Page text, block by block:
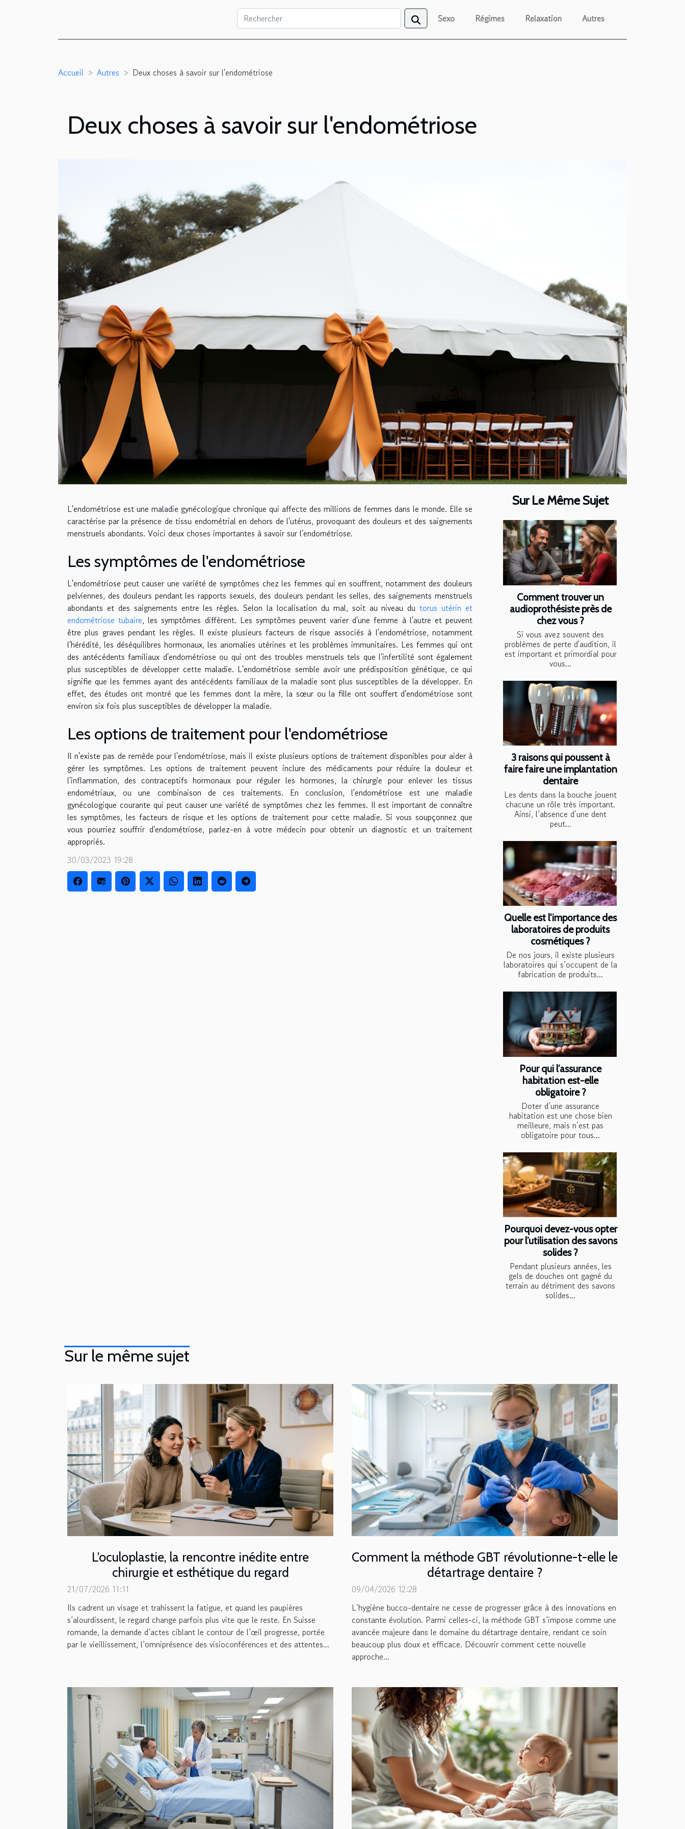
Sexo Régimes Relaxation Autres
Accueil Autres Deux choses à savoir sur l'endométriose
Deux choses à savoir sur l'endométriose
L'endométriose est une maladie gynécologique chronique qui affecte des millions de femmes dans le monde. Elle se
caractérise par la présence de tissu endométrial en dehors de l'utérus, provoquant des douleurs et des saignements
menstruels abondants. Voici deux choses importantes à savoir sur l'endométriose.
Les symptômes de l'endométriose
L'endométriose peut causer une variété de symptômes chez les femmes qui en souffrent, notamment des douleurs
pelviennes, des douleurs pendant les rapports sexuels, des douleurs pendant les selles, des saignements menstruels
abondants et des saignements entre les règles. Selon la localisation du mal, soit au niveau dutorus utérin et
endométriose tubaire, les symptômes diffèrent. Les symptômes peuvent varier d'une femme à l'autre et peuvent
être plus graves pendant les règles. Il existe plusieurs facteurs de risque associés à l'endométriose, notamment
l'hérédité, les déséquilibres hormonaux, les anomalies utérines et les problèmes immunitaires. Les femmes qui ont
des antécédents familiaux d'endométriose ou qui ont des troubles menstruels tels que l'infertilité sont également
plus susceptibles de développer cette maladie. L'endométriose semble avoir une prédisposition génétique, ce qui
signifie que les femmes ayant des antécédents familiaux de la maladie sont plus susceptibles de la développer. En
effet, des études ont montré que les femmes dont la mère, la sœur ou la fille ont souffert d'endométriose sont
environ six fois plus susceptibles de développer la maladie.
Les options de traitement pour l'endométriose
Il n'existe pas de remède pour l'endométriose, mais il existe plusieurs options de traitement disponibles pour aider à
gérer les symptômes. Les options de traitement peuvent inclure des médicaments pour réduire la douleur et
l'inflammation, des contraceptifs hormonaux pour réguler les hormones, la chirurgie pour enlever les tissus
endométriaux, ou une combinaison de ces traitements. En conclusion, l'endométriose est une maladie
gynécologique courante qui peut causer une variété de symptômes chez les femmes. Il est important de connaître
les symptômes, les facteurs de risque et les options de traitement pour cette maladie. Si vous soupçonnez que
vous pourriez souffrir d'endométriose, parlez-en à votre médecin pour obtenir un diagnostic et un traitement
appropriés.
30/03/2023 19:28
Sur Le Même Sujet
Comment trouver un
audioprothésiste près de
chez vous ?
Si vous avez souvent des
problèmes de perte d'audition, il
est important et primordial pour
vous...
3 raisons qui poussent à
faire faire une implantation
dentaire
Les dents dans la bouche jouent
chacune un rôle très important.
Ainsi, l’absence d’une dent
peut...
Quelle est l'importance des
laboratoires de produits
cosmétiques ?
De nos jours, il existe plusieurs
laboratoires qui s’occupent de la
fabrication de produits...
Pour qui l’assurance
habitation est-elle
obligatoire ?
Doter d’une assurance
habitation est une chose bien
meilleure, mais n’est pas
obligatoire pour tous...
Pourquoi devez-vous opter
pour l’utilisation des savons
solides ?
Pendant plusieurs années, les
gels de douches ont gagné du
terrain au détriment des savons
solides...
Sur le même sujet
L’oculoplastie, la rencontre inédite entre
chirurgie et esthétique du regard
21/07/2026 11:11
Ils cadrent un visage et trahissent la fatigue, et quand les paupières
s’alourdissent, le regard change parfois plus vite que le reste. En Suisse
romande, la demande d’actes ciblant le contour de l’œil progresse, portée
par le vieillissement, l’omniprésence des visioconférences et des attentes...
Comment la méthode GBT révolutionne-t-elle le
détartrage dentaire ?
09/04/2026 12:28
L’hygiène bucco-dentaire ne cesse de progresser grâce à des innovations en
constante évolution. Parmi celles-ci, la méthode GBT s’impose comme une
avancée majeure dans le domaine du détartrage dentaire, rendant ce soin
beaucoup plus doux et efficace. Découvrir comment cette nouvelle
approche...